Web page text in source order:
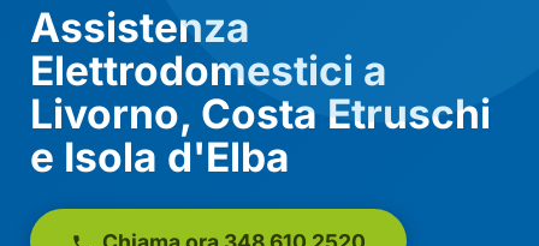
Assistenza
Elettrodomestici a
Livorno, Costa Etruschi
e Isola d'Elba